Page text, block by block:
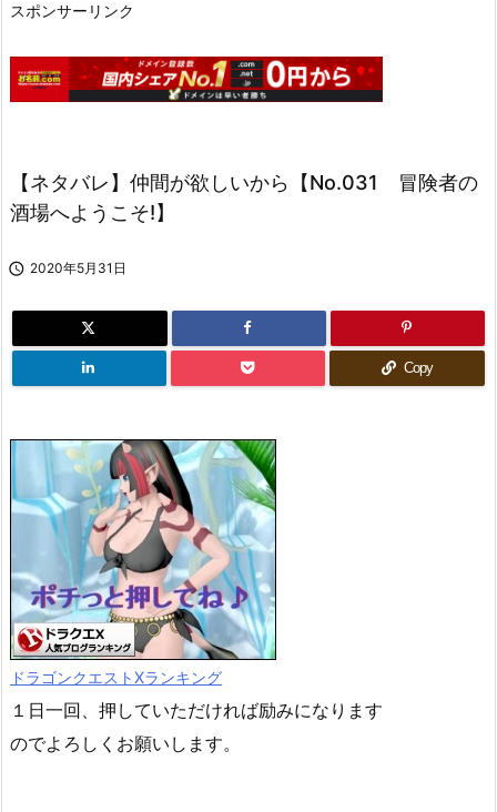
スポンサーリンク
【ネタバレ】仲間が欲しいから【No.031 冒険者の
酒場へようこそ!】
 2020年5月31日
Copy
ドラゴンクエストXランキング
１日一回、押していただければ励みになります
のでよろしくお願いします。